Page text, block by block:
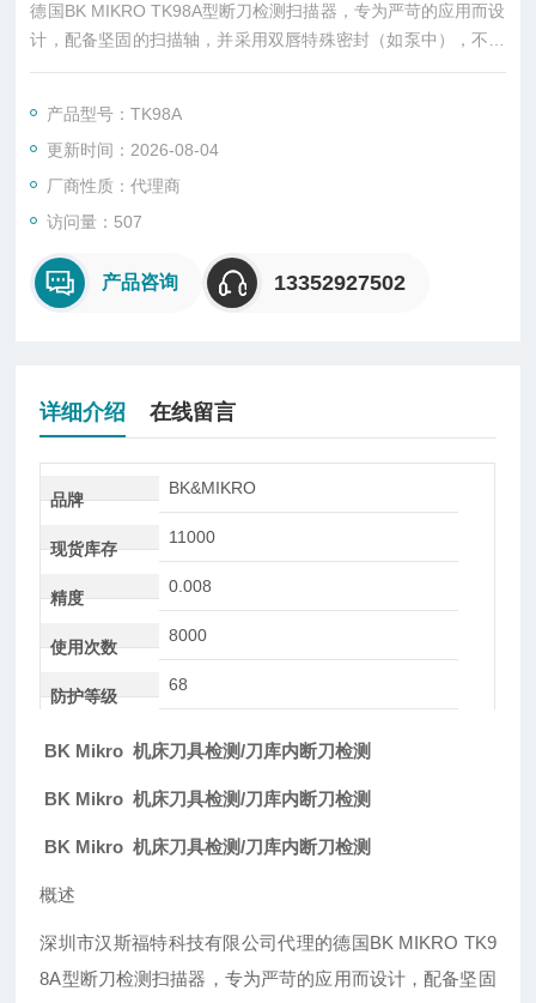
德国BK MIKRO TK98A型断刀检测扫描器，专为严苛的应用而设
计，配备坚固的扫描轴，并采用双唇特殊密封（如泵中），不受
侵蚀性冷却剂、灰尘和碎屑的影响。
额外的调整辅助即可轻松组装。
产品型号：TK98A
更新时间：2026-08-04
厂商性质：代理商
访问量：507
产品咨询 13352927502
详细介绍 在线留言
品牌
BK&MIKRO
现货库存
11000
精度
0.008
使用次数
8000
防护等级
68
BK Mikro 机床刀具检测/刀库内断刀检测
BK Mikro 机床刀具检测/刀库内断刀检测
BK Mikro 机床刀具检测/刀库内断刀检测
概述
深圳市汉斯福特科技有限公司代理的德国BK MIKRO TK9
8A型断刀检测扫描器，专为严苛的应用而设计，配备坚固